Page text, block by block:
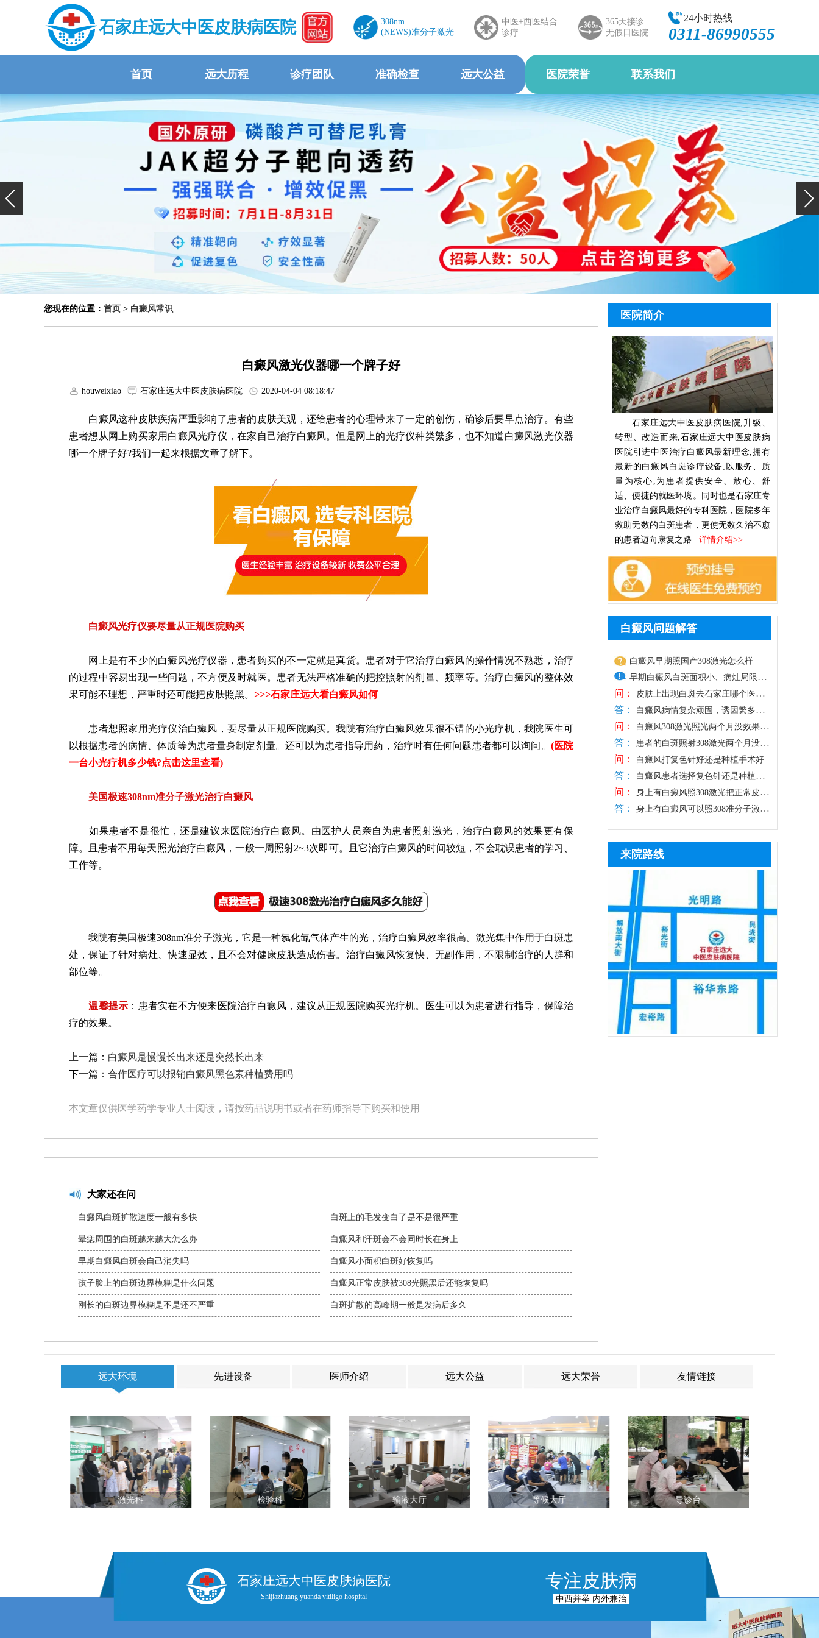
石家庄远大中医皮肤病医院
308nm
(NEWS)准分子激光
中医+西医结合
诊疗
365天接诊
无假日医院
24小时热线
0311-86990555
首页 远大历程 诊疗团队 准确检查 远大公益 医院荣誉 联系我们
您现在的位置： 首页 > 白癜风常识
白癜风激光仪器哪一个牌子好
houweixiao 石家庄远大中医皮肤病医院 2020-04-04 08:18:47
白癜风这种皮肤疾病严重影响了患者的皮肤美观，还给患者的心理带来了一定的创伤，确诊后要早点治疗。有些
患者想从网上购买家用白癜风光疗仪，在家自己治疗白癜风。但是网上的光疗仪种类繁多，也不知道白癜风激光仪器
哪一个牌子好?我们一起来根据文章了解下。
白癜风光疗仪要尽量从正规医院购买
网上是有不少的白癜风光疗仪器，患者购买的不一定就是真货。患者对于它治疗白癜风的操作情况不熟悉，治疗
的过程中容易出现一些问题，不方便及时就医。患者无法严格准确的把控照射的剂量、频率等。治疗白癜风的整体效
果可能不理想，严重时还可能把皮肤照黑。 >>>石家庄远大看白癜风如何
患者想照家用光疗仪治白癜风，要尽量从正规医院购买。我院有治疗白癜风效果很不错的小光疗机，我院医生可
以根据患者的病情、体质等为患者量身制定剂量。还可以为患者指导用药，治疗时有任何问题患者都可以询问。 (医院
一台小光疗机多少钱?点击这里查看)
美国极速308nm准分子激光治疗白癜风
如果患者不是很忙，还是建议来医院治疗白癜风。由医护人员亲自为患者照射激光，治疗白癜风的效果更有保
障。且患者不用每天照光治疗白癜风，一般一周照射2~3次即可。且它治疗白癜风的时间较短，不会耽误患者的学习、
工作等。
我院有美国极速308nm准分子激光，它是一种氯化氙气体产生的光，治疗白癜风效率很高。激光集中作用于白斑患
处，保证了针对病灶、快速显效，且不会对健康皮肤造成伤害。治疗白癜风恢复快、无副作用，不限制治疗的人群和
部位等。
温馨提示 ：患者实在不方便来医院治疗白癜风，建议从正规医院购买光疗机。医生可以为患者进行指导，保障治
疗的效果。
上一篇： 白癜风是慢慢长出来还是突然长出来
下一篇： 合作医疗可以报销白癜风黑色素种植费用吗
本文章仅供医学药学专业人士阅读，请按药品说明书或者在药师指导下购买和使用
大家还在问
白癜风白斑扩散速度一般有多快
晕痣周围的白斑越来越大怎么办
早期白癜风白斑会自己消失吗
孩子脸上的白斑边界模糊是什么问题
刚长的白斑边界模糊是不是还不严重
白斑上的毛发变白了是不是很严重
白癜风和汗斑会不会同时长在身上
白癜风小面积白斑好恢复吗
白癜风正常皮肤被308光照黑后还能恢复吗
白斑扩散的高峰期一般是发病后多久
医院简介
石家庄远大中医皮肤病医院,升级、
转型、改造而来,石家庄远大中医皮肤病
医院引进中医治疗白癜风最新理念,拥有
最新的白癜风白斑诊疗设备,以服务、质
量为核心,为患者提供安全、放心、舒
适、便捷的就医环境。同时也是石家庄专
业治疗白癜风最好的专科医院，医院多年
救助无数的白斑患者，更使无数久治不愈
的患者迈向康复之路... 详情介绍>>
白癜风问题解答
白癜风早期照国产308激光怎么样
早期白癜风白斑面积小、病灶局限，
皮肤损伤较轻，光疗是优选治疗方
式，国产308激光照射光斑面积通常偏
大，更适合大面积白斑治疗，相较之
下，进口308激光靶向性强、光源稳
定，可直接作用于患处，不损伤周边
健康肌肤，兼具安全性与高效性，能
快速激活黑色素细胞，更适配早期白
癜风的治疗需求。患者进行308激光治
量，坚持
问：
治好
答：
若是随意前往小诊所、普通门诊医治，极
易因误诊误治、千人一方的方法造成白斑
扩散，白白浪费时间与医药费，确诊白斑
一定要选择正规医院诊治。石家庄远大深
耕白癜风诊疗多年，专注白癜风专项治
疗，坚持先查后治原则，依托伍德灯、三
素脱失程度、白斑分期与发病诱因，再结
合患
问：
怎么办
答：
果跟多种因素有关，如：照射剂量、日常
护理、治疗依从性等，需结合患者的情况
具体分析。此外，白癜风属于慢性顽固性
皮肤病，短期治疗难以根治，部分患者间
患者可及时复诊，在医生指导下调整激光
剂量，同时联合中医定向治疗、药物渗透
等辅助方式，深层修复皮损、提升治疗效
问： 白癜风打复色针好还是种植手术好
答：
术，需结合自身病情、病程及皮肤状态综
合判断，复色针通过给药刺激黑色素细胞
黑色素种植手术为手术类治疗手段，仅适
合病情稳定期患者，要求白斑半年以上无
扩散、无新发皮损，该方法通过提取自身
健康黑色素细胞移植至白斑部位，复色速
度快、色素均匀度高，无论选择哪种方式
问：
照黑还能恢复吗
答：
着时间推移，做好护理措施，基本可逐步
恢复正常肤色。患者照光治白癜风还需确
定合适的频率，持之以恒，累积疗效，助
力病情稳步好转。照光期间需要定期复
查，评估疗效，分析病情变化特征，适当
的对治疗方案进行调整，使治疗持续贴合
病情，循序渐进消灭白斑。
来院路线
远大环境 先进设备 医师介绍 远大公益 远大荣誉 友情链接
激光科 检验科 输液大厅 等候大厅 导诊台
石家庄远大中医皮肤病医院
Shijiazhuang yuanda vitiligo hospital
专注皮肤病
中西并举 内外兼治